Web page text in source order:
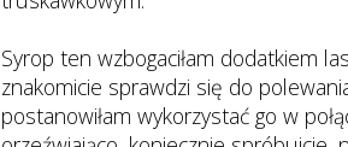
Syrop ten wzbogaciłam dodatkiem
znakomicie sprawdzi się do
postanowiłam wykorzystać go w